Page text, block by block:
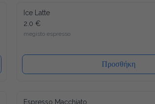
Ice Latte
2.0 €
megisto espresso
Προσθήκη
Espresso Macchiato